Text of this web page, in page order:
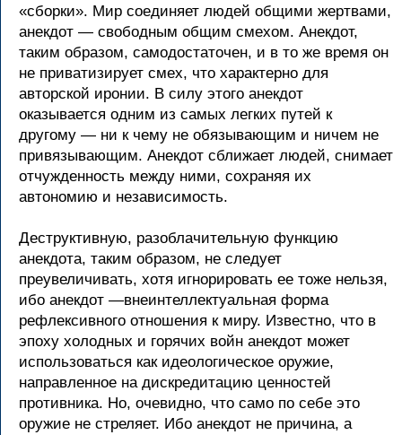
«сборки». Мир соединяет людей общими жертвами,
анекдот — свободным общим смехом. Анекдот,
таким образом, самодостаточен, и в то же время он
не приватизирует смех, что характерно для
авторской иронии. В силу этого анекдот
оказывается одним из самых легких путей к
другому — ни к чему не обязывающим и ничем не
привязывающим. Анекдот сближает людей, снимает
отчужденность между ними, сохраняя их
автономию и независимость.
Деструктивную, разоблачительную функцию
анекдота, таким образом, не следует
преувеличивать, хотя игнорировать ее тоже нельзя,
ибо анекдот —внеинтеллектуальная форма
рефлексивного отношения к миру. Известно, что в
эпоху холодных и горячих войн анекдот может
использоваться как идеологическое оружие,
направленное на дискредитацию ценностей
противника. Но, очевидно, что само по себе это
оружие не стреляет. Ибо анекдот не причина, а